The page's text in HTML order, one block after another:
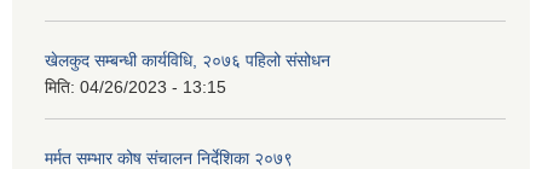
खेलकुद सम्बन्धी कार्यविधि, २०७६ पहिलो संसोधन
मिति: 04/26/2023 - 13:15
मर्मत सम्भार कोष संचालन निर्देशिका २०७९